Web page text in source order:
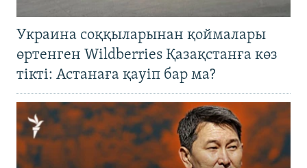
Украина соққыларынан қоймалары
өртенген Wildberries Қазақстанға көз
тікті: Астанаға қауіп бар ма?